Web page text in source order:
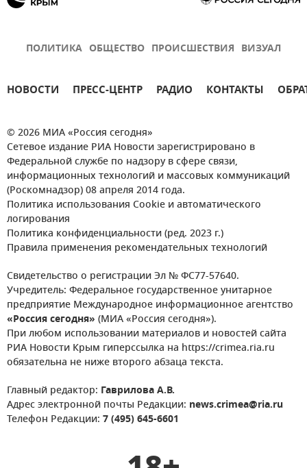
ПОЛИТИКА ОБЩЕСТВО ПРОИСШЕСТВИЯ ВИЗУАЛ
НОВОСТИ ПРЕСС-ЦЕНТР РАДИО КОНТАКТЫ
© 2026 МИА «Россия сегодня»
Сетевое издание РИА Новости зарегистрировано в
Федеральной службе по надзору в сфере связи,
информационных технологий и массовых коммуникаций
(Роскомнадзор) 08 апреля 2014 года.
Политика использования Cookie и автоматического
логирования
Политика конфиденциальности (ред. 2023 г.)
Правила применения рекомендательных технологий
Свидетельство о регистрации Эл № ФС77-57640.
Учредитель: Федеральное государственное унитарное
предприятие Международное информационное агентство
«Россия сегодня» (МИА «Россия сегодня»).
При любом использовании материалов и новостей сайта
РИА Новости Крым гиперссылка на https://crimea.ria.ru
обязательна не ниже второго абзаца текста.
Главный редактор: Гаврилова А.В.
Адрес электронной почты Редакции: news.crimea@ria.ru
Телефон Редакции: 7 (495) 645-6601